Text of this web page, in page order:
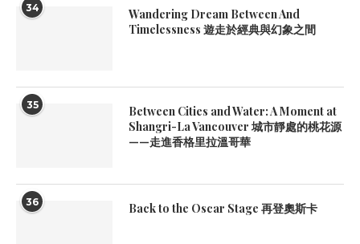
34
Wandering Dream Between And
Timelessness 遊走於經典與幻象之間
35
Between Cities and Water: A Moment at
Shangri-La Vancouver 城市靜處的桃花源
——走進香格里拉溫哥華
36 Back to the Oscar Stage 再登奧斯卡